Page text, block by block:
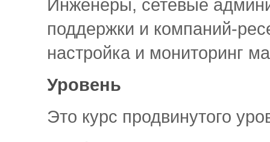
Инженеры, сетевые
поддержки и компаний-
настройка и мониторинг
Уровень
Это курс продвинутого